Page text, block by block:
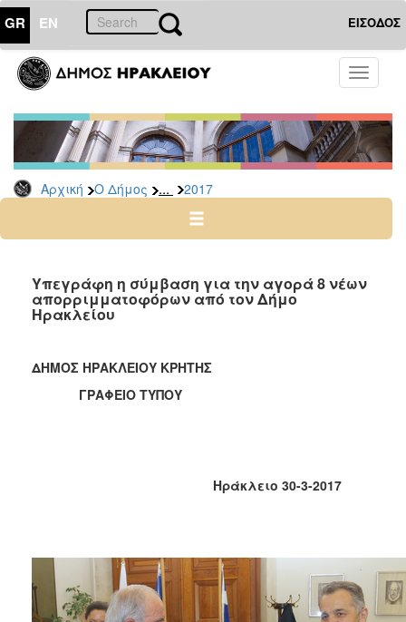
GR EN ΕΙΣΟΔΟΣ
Toggle
Αρχική Ο Δήμος ... 2017
ΔΗΜΟΣ
Δελτία
Τύπου
Αρχείο
2026
2024
2022
2021
2011
2010
Υπεγράφη η σύμβαση για την αγορά 8 νέων
απορριμματοφόρων από τον Δήμο
Ηρακλείου
ΔΗΜΟΣ ΗΡΑΚΛΕΙΟΥ ΚΡΗΤΗΣ
ΓΡΑΦΕΙΟ ΤΥΠΟΥ
Ηράκλειο 30-3-2017